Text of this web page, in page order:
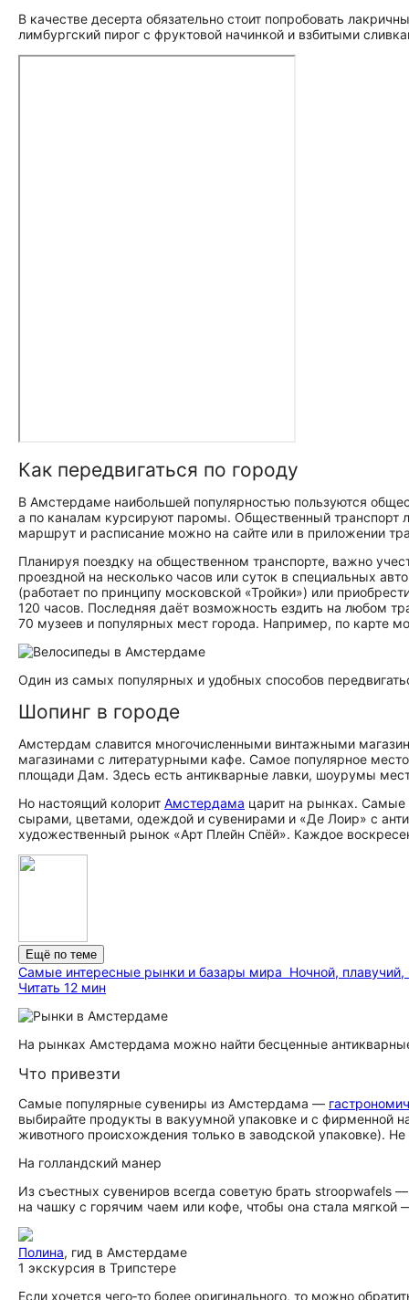
В качестве десерта обязательно стоит попробовать
лимбургский пирог с фруктовой начинкой и взбитыми
Как передвигаться по городу
В Амстердаме наибольшей популярностью пользуются
а по каналам курсируют паромы. Общественный транспорт
маршрут и расписание можно на сайте или в приложении
Планируя поездку на общественном транспорте, важно
проездной на несколько часов или суток в специальных
(работает по принципу московской «Тройки») или
120 часов. Последняя даёт возможность ездить на любом
70 музеев и популярных мест города. Например, по карте
Один из самых популярных и удобных способов
Шопинг в городе
Амстердам славится многочисленными винтажными
магазинами с литературными кафе. Самое популярное
площади Дам. Здесь есть антикварные лавки, шоурумы
Но настоящий колорит Амстердама царит на рынках.
сырами, цветами, одеждой и сувенирами и «Де Лоир» с
художественный рынок «Арт Плейн Спёй». Каждое
Ещё по теме
Самые интересные рынки и базары мира Ночной,
Читать 12 мин
На рынках Амстердама можно найти бесценные
Что привезти
Самые популярные сувениры из Амстердама —
выбирайте продукты в вакуумной упаковке и с фирменной
животного происхождения только в заводской упаковке).
На голландский манер
Из съестных сувениров всегда советую брать stroopwafels
на чашку с горячим чаем или кофе, чтобы она стала
Полина, гид в Амстердаме
1 экскурсия в Трипстере
Если хочется чего‑то более оригинального, то можно